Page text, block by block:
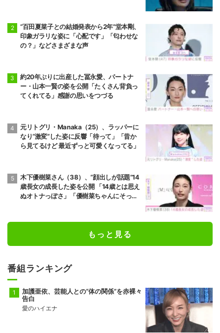
“百田夏菜子との結婚発表から2年”堂本剛、
印象ガラリな姿に「心配です」「匂わせな
の？」などさまざまな声
約20年ぶりに出産した冨永愛、パートナ
ー・山本一賢の姿を公開「たくさん背負っ
てくれてる」感謝の思いをつづる
元リトグリ・Manaka（25）、ラッパーに
なり“激変”した姿に反響「待って」「昔か
ら見てるけど 最近ずっと可愛くなってる」
木下優樹菜さん（38）、“顔出しが話題”14
歳長女の成長した姿を公開 「14歳とは思え
ぬオトナっぽさ」「優樹菜ちゃんにそっく
もっと見る
番組ランキング
加護亜依、芸能人との“体の関係”を赤裸々
告白
愛のハイエナ